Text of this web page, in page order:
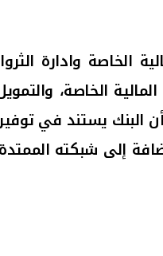
الخاصة وادارة
الخاصة،
البنك يستند في
إلى شبكته